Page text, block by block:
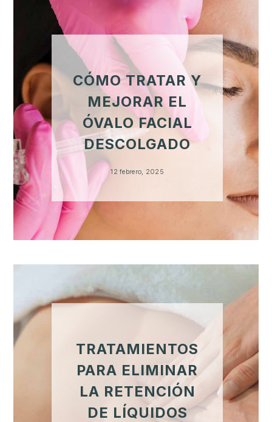
CÓMO TRATAR Y
MEJORAR EL
ÓVALO FACIAL
DESCOLGADO
12 febrero, 2025
TRATAMIENTOS
PARA ELIMINAR
LA RETENCIÓN
DE LÍQUIDOS